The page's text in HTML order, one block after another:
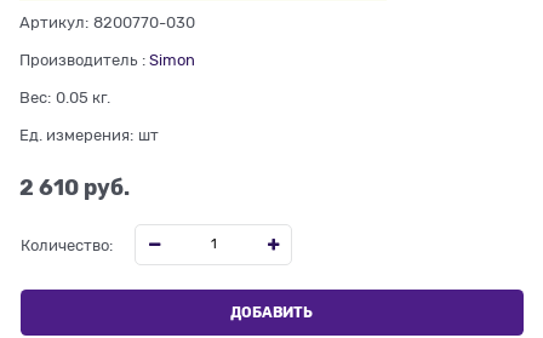
Артикул: 8200770-030
Производитель : Simon
Вес: 0.05 кг.
Ед. измерения: шт
2 610 руб.
Количество:
ДОБАВИТЬ